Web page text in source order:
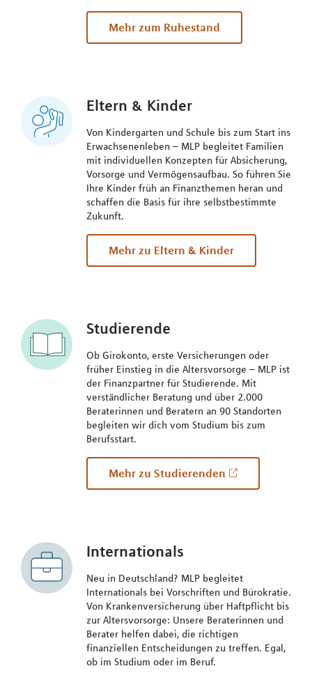
Mehr zum Ruhestand
Eltern & Kinder
Von Kindergarten und Schule bis zum Start ins
Erwachsenenleben – MLP begleitet Familien
mit individuellen Konzepten für Absicherung,
Vorsorge und Vermögensaufbau. So führen Sie
Ihre Kinder früh an Finanzthemen heran und
schaffen die Basis für ihre selbstbestimmte
Zukunft.
Mehr zu Eltern & Kinder
Studierende
Ob Girokonto, erste Versicherungen oder
früher Einstieg in die Altersvorsorge – MLP ist
der Finanzpartner für Studierende. Mit
verständlicher Beratung und über 2.000
Beraterinnen und Beratern an 90 Standorten
begleiten wir dich vom Studium bis zum
Berufsstart.
Mehr zu Studierenden
Internationals
Neu in Deutschland? MLP begleitet
Internationals bei Vorschriften und Bürokratie.
Von Krankenversicherung über Haftpflicht bis
zur Altersvorsorge: Unsere Beraterinnen und
Berater helfen dabei, die richtigen
finanziellen Entscheidungen zu treffen. Egal,
ob im Studium oder im Beruf.